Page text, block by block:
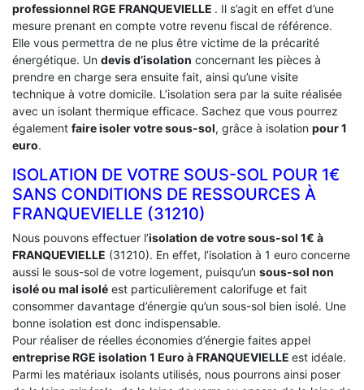
professionnel RGE FRANQUEVIELLE . Il s’agit en effet d’une
mesure prenant en compte votre revenu fiscal de référence.
Elle vous permettra de ne plus être victime de la précarité
énergétique. Un devis d’isolation concernant les pièces à
prendre en charge sera ensuite fait, ainsi qu’une visite
technique à votre domicile. L’isolation sera par la suite réalisée
avec un isolant thermique efficace. Sachez que vous pourrez
également faire isoler votre sous-sol, grâce à isolation pour 1
euro.
ISOLATION DE VOTRE SOUS-SOL POUR 1€
SANS CONDITIONS DE RESSOURCES À
‎FRANQUEVIELLE (31210)
Nous pouvons effectuer l’isolation de votre sous-sol 1€ à
FRANQUEVIELLE (31210). En effet, l’isolation à 1 euro concerne
aussi le sous-sol de votre logement, puisqu’un sous-sol non
isolé ou mal isolé est particulièrement calorifuge et fait
consommer davantage d’énergie qu’un sous-sol bien isolé. Une
bonne isolation est donc indispensable.
Pour réaliser de réelles économies d’énergie faites appel
entreprise RGE isolation 1 Euro à FRANQUEVIELLE est idéale.
Parmi les matériaux isolants utilisés, nous pourrons ainsi poser